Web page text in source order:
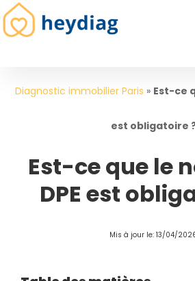
Diagnostic immobilier Paris » Est-ce
est obligatoire
Est-ce que le
DPE est
Mis à jour le: 13/04/